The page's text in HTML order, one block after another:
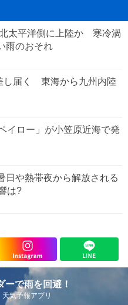
太平洋側に上陸か 寒冷渦
雨のおそれ
し届く 東海から九州内陸
イロー」が小笠原近海で発
や熱帯夜から解放される
は?
ーで雨を回避！
気予報アプリ